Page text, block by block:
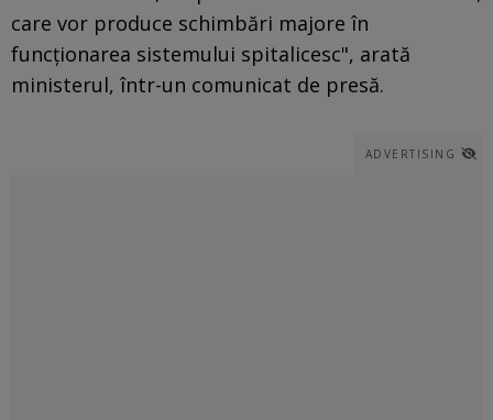
care vor produce schimbări majore în
funcţionarea sistemului spitalicesc", arată
ministerul, într-un comunicat de presă.
ADVERTISING